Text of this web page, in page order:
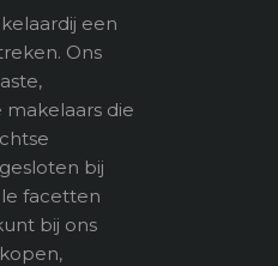
een
Ons
die
bij
facetten
bij ons